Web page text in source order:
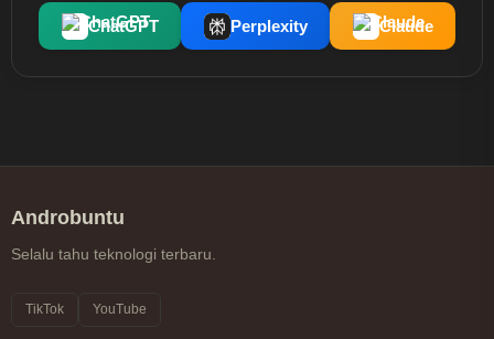
ChatGPT Perplexity Claude
Androbuntu
Selalu tahu teknologi terbaru.
TikTok YouTube